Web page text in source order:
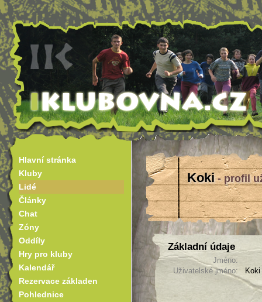
Koki- profil
Základní údaje
Jméno:
Uživatelské jméno:
Koki
Hlavní stránka
Kluby
Lidé
Články
Chat
Zóny
Oddíly
Hry pro kluby
Kalendář
Rezervace základen
Pohlednice